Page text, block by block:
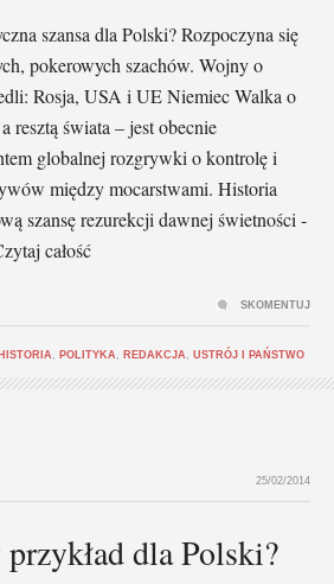
szansa dla Polski? Rozpoczyna się
pokerowych szachów. Wojny o
Rosja, USA i UE Niemiec Walka o
resztą świata – jest obecnie
globalnej rozgrywki o kontrolę i
między mocarstwami. Historia
szansę rezurekcji dawnej świetności -
całość
HISTORIA POLITYKA REDAKCJA USTRÓJ I PAŃSTWO
SKOMENTUJ
25/02/2014
dla Polski?